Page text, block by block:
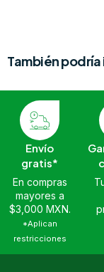
También
Envío
gratis*
En compras
mayores a
$3,000 MXN.
*Aplican
restricciones